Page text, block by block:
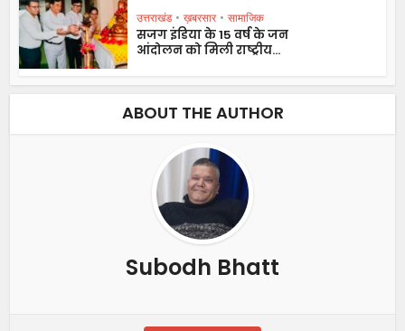
उत्तराखंड • ख़बरसार • सामाजिक
सजग इंडिया के 15 वर्ष के जन
आंदोलन को मिली राष्ट्रीय...
ABOUT THE AUTHOR
Subodh Bhatt